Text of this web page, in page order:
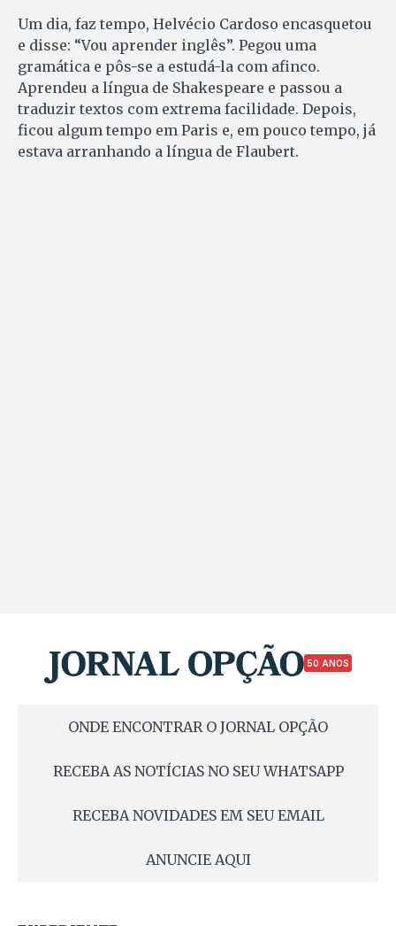
Um dia, faz tempo, Helvécio Cardoso encasquetou
e disse: “Vou aprender inglês”. Pegou uma
gramática e pôs-se a estudá-la com afinco.
Aprendeu a língua de Shakespeare e passou a
traduzir textos com extrema facilidade. Depois,
ficou algum tempo em Paris e, em pouco tempo, já
estava arranhando a língua de Flaubert.
50 ANOS
ONDE ENCONTRAR O JORNAL OPÇÃO
RECEBA AS NOTÍCIAS NO SEU WHATSAPP
RECEBA NOVIDADES EM SEU EMAIL
ANUNCIE AQUI